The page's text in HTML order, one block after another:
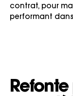
contrat, pour
performant